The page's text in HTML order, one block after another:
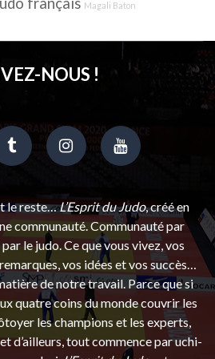
Magali Baton
NOUS !
le reste…L’Esprit du Judo, créé en
communauté. Communauté par
le judo. Ce que vous vivez, vos
vos idées et vos succès…
de notre travail. Parce que si
quatre coins du monde couvrir les
les champions et les experts,
d’ailleurs, tout commence par uchi-